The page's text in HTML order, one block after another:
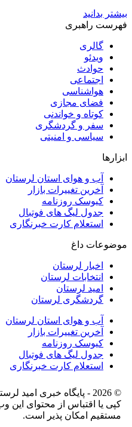
بیشتر بدانید
فهرست راهبری
گالری
ویدئو
حوادث
اجتماعی
هواشناسی
فضای مجازی
کوتاه و خواندنی
سفر و گردشگری
سیاسی و امنیتی
ابزارها
آب و هوای استان لرستان
آخرین تغییرات بازار
کیوسک روزنامه
جدول لیگ های فوتبال
استعلام کارت خبرنگاری
موضوعات داغ
اخبار لرستان
انتخابات لرستان
امید لرستان
گردشگری لرستان
آب و هوای استان لرستان
آخرین تغییرات بازار
کیوسک روزنامه
جدول لیگ های فوتبال
استعلام کارت خبرنگاری
© 2026 - پایگاه خبری اميد لرستان.تمامی حقوق محفوظ است.
کپی یا اقتباس از محتوای این
مستقیم امکان پذیر است.